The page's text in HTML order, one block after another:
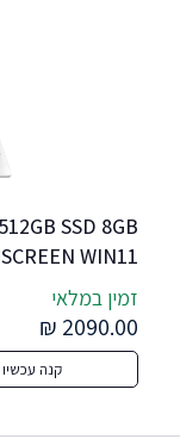
NATURAL SILVER
זמין במלאי
2090.00 ₪
קנה עכשיו